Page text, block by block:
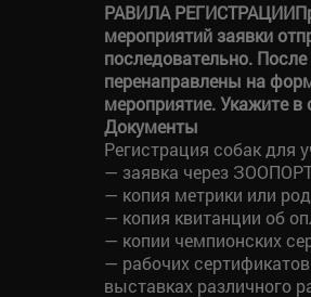
РАВИЛА РЕГИСТРАЦИИ
мероприятий заявки
последовательно.
перенаправлены на
мероприятие. Укажите
Документы
Регистрация собак для
— заявка через
— копия метрики или
— копия квитанции об
— копии чемпионских
— рабочих
выставках различного